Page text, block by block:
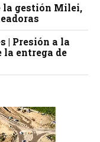
la gestión Milei,
| Presión a la
la entrega de